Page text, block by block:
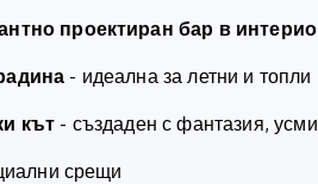
проектиран бар в
- идеална за летни и
кът - създаден с фантазия,
срещи